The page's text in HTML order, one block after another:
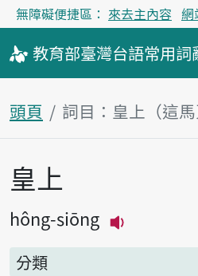
無障礙便捷區： 來去主內容 網
教育部臺灣台語常用詞
頭頁 詞目：皇上（這馬
主內容區
皇上
hông-siōng
分類